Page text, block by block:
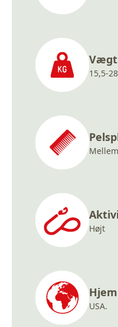
Vægt
15,5-
Mellem
Højt
USA.